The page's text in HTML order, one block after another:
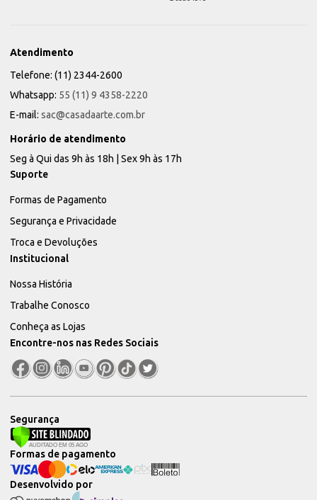
Atendimento
Telefone: (11) 2344-2600
Whatsapp: 55 (11) 9 4358-2220
E-mail: sac@casadaarte.com.br
Horário de atendimento
Seg à Qui das 9h às 18h | Sex 9h às 17h
Suporte
Formas de Pagamento
Segurança e Privacidade
Troca e Devoluções
Institucional
Nossa História
Trabalhe Conosco
Conheça as Lojas
Encontre-nos nas Redes Sociais
Segurança
Desenvolvido por
Formas de pagamento